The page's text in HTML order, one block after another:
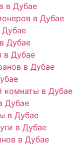
в Дубае
в Дубае
Дубае
в Дубае
в Дубае
комнаты в Дубае
Дубае
в Дубае
в Дубае
в Дубае